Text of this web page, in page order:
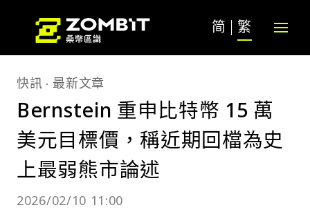
简 繁
快訊 最新文章
Bernstein 重申比特幣 15 萬
美元目標價，稱近期回檔為史
上最弱熊市論述
2026/02/10 11:00